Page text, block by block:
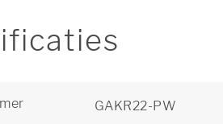
GAKR22-PW